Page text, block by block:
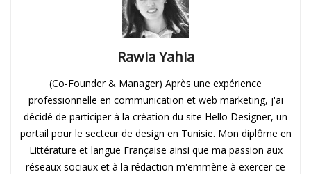
Rawia Yahia
(Co-Founder & Manager) Après une expérience
professionnelle en communication et web marketing, j'ai
décidé de participer à la création du site Hello Designer, un
portail pour le secteur de design en Tunisie. Mon diplôme en
Littérature et langue Française ainsi que ma passion aux
réseaux sociaux et à la rédaction m'emmène à exercer ce